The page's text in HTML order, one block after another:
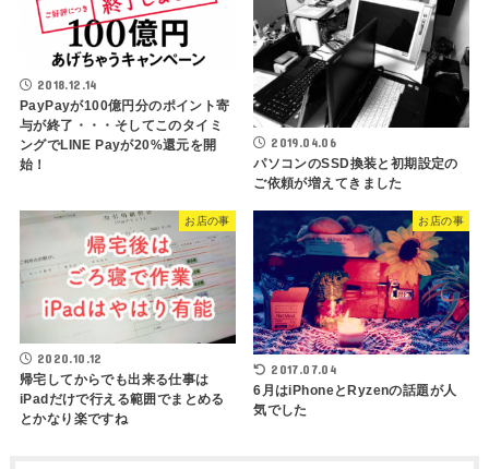
2018.12.14
PayPayが100億円分のポイント寄
与が終了・・・そしてこのタイミ
ングでLINE Payが20%還元を開
始！
2019.04.06
パソコンのSSD換装と初期設定の
ご依頼が増えてきました
お店の事
2020.10.12
帰宅してからでも出来る仕事は
iPadだけで行える範囲でまとめる
とかなり楽ですね
お店の事
2017.07.04
6月はiPhoneとRyzenの話題が人
気でした